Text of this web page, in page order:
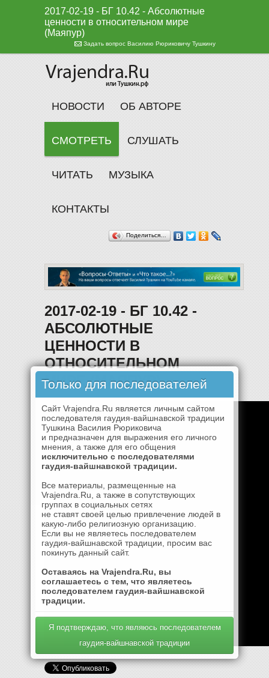
2017-02-19 - БГ 10.42 - Абсолютные
ценности в относительном мире
(Маяпур)
Задать вопрос Василию Рюриковичу Тушкину
НОВОСТИ ОБ АВТОРЕ
СМОТРЕТЬ СЛУШАТЬ
ЧИТАТЬ МУЗЫКА
КОНТАКТЫ
Поделиться…
2017-02-19 - БГ 10.42 -
АБСОЛЮТНЫЕ
ЦЕННОСТИ В
ОТНОСИТЕЛЬНОМ
МИРЕ (МАЯПУР)
Только для последователей
Сайт Vrajendra.Ru является личным сайтом
последователя гаудия-вайшнавской традиции
Тушкина Василия Рюриковича
и предназначен для выражения его личного
мнения, а также для его общения
исключительно с последователями
гаудия-вайшнавской традиции.
Все материалы, размещенные на
Vrajendra.Ru, а также в сопутствующих
группах в социальных сетях
не ставят своей целью привлечение людей в
какую-либо религиозную организацию.
Если вы не являетесь последователем
гаудия-вайшнавской традиции, просим вас
покинуть данный сайт.
Оставаясь на Vrajendra.Ru, вы
соглашаетесь с тем, что являетесь
последователем гаудия-вайшнавской
традиции.
Я подтверждаю, что являюсь последователем
гаудия-вайшнавской традиции